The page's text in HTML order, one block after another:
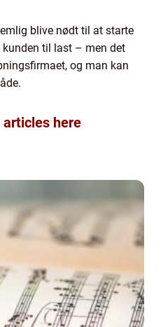
blive nødt til at starte
til last – men det
og man kan
articles here